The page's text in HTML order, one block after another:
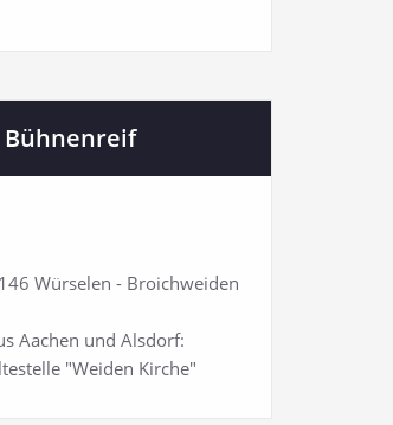
Bühnenreif
Würselen - Broichweiden
Aachen und Alsdorf:
"Weiden Kirche"